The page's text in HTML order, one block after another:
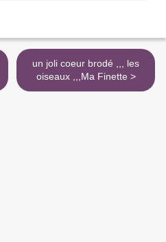
un joli coeur brodé ,,, les
oiseaux ,,,Ma Finette >